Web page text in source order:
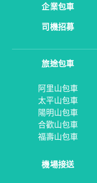
企業包車
司機招募
旅途包車
阿里山包車
太平山包車
陽明山包車
合歡山包車
福壽山包車
機場接送